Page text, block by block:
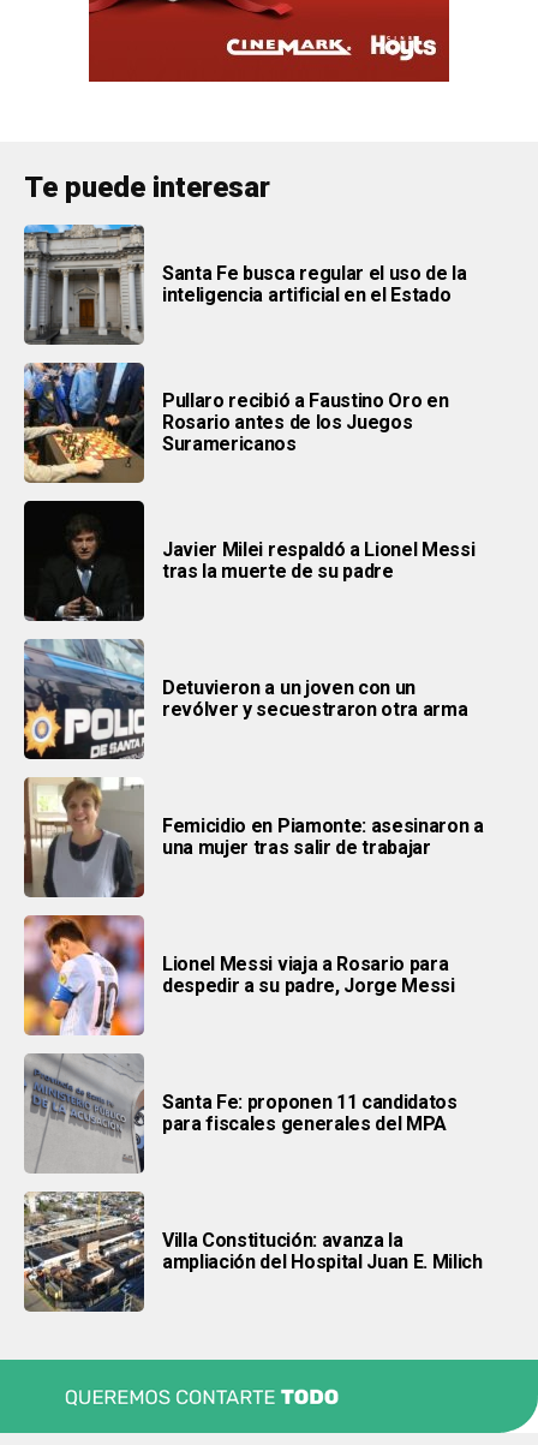
Te puede interesar
Santa Fe busca regular el uso de la
inteligencia artificial en el Estado
Pullaro recibió a Faustino Oro en
Rosario antes de los Juegos
Suramericanos
Javier Milei respaldó a Lionel Messi
tras la muerte de su padre
Detuvieron a un joven con un
revólver y secuestraron otra arma
Femicidio en Piamonte: asesinaron a
una mujer tras salir de trabajar
Lionel Messi viaja a Rosario para
despedir a su padre, Jorge Messi
Santa Fe: proponen 11 candidatos
para fiscales generales del MPA
Villa Constitución: avanza la
ampliación del Hospital Juan E. Milich